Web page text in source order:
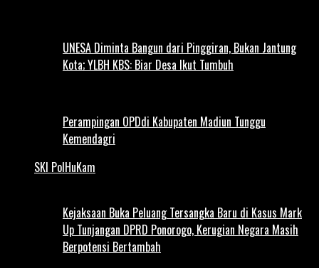
UNESA Diminta Bangun dari Pinggiran, Bukan Jantung
Kota; YLBH KBS: Biar Desa Ikut Tumbuh
Perampingan OPDdi Kabupaten Madiun Tunggu
Kemendagri
SKI PolHuKam
Kejaksaan Buka Peluang Tersangka Baru di Kasus Mark
Up Tunjangan DPRD Ponorogo, Kerugian Negara Masih
Berpotensi Bertambah